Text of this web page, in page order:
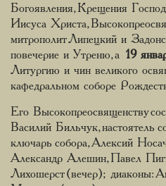
Богоявления, Крещения
Иисуса Христа,
митрополит Липецкий и
повечерие и Утреню, а 19
Литургию и чин великого
кафедральном соборе
Его Высокопреосвященству
Василий Бильчук, настоятель
ключарь собора, Алексий
Александр Алешин, Павел
Лихошерст (вечер); диаконы: